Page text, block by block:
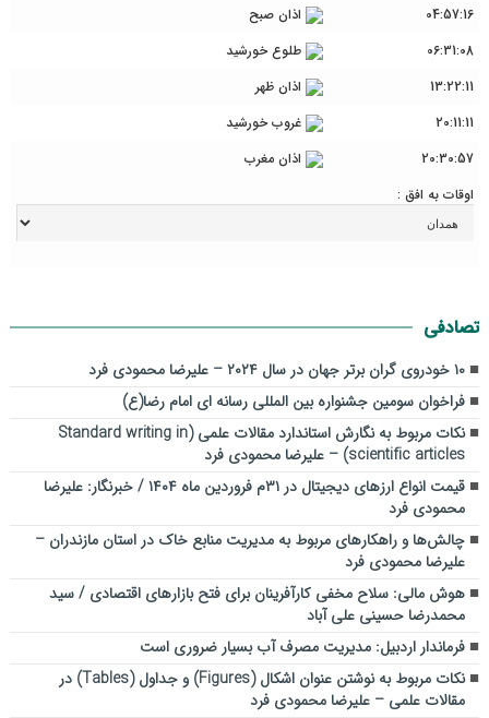
04:57:16
اذان صبح
06:31:08
طلوع خورشید
13:22:11
اذان ظهر
20:11:11
غروب خورشید
20:30:57
اذان مغرب
اوقات به افق :
تصادفی
۱۰ خودروی گران برتر جهان در سال ۲۰۲۴ – علیرضا محمودی فرد
فراخوان سومین جشنواره بین المللی رسانه ای امام رضا(ع)
نکات مربوط به نگارش استاندارد مقالات علمی (Standard writing in
scientific articles) – علیرضا محمودی فرد
قیمت انواع ارزهای دیجیتال در ۳۱م فروردین ماه ۱۴۰۴ / خبرنگار: علیرضا
محمودی فرد
چالش‌ها و راهکارهای مربوط به مدیریت منابع خاک در استان مازندران –
علیرضا محمودی فرد
هوش مالی: سلاح مخفی کارآفرینان برای فتح بازارهای اقتصادی / سید
محمدرضا حسینی علی آباد
فرماندار اردبیل: مدیریت مصرف آب بسیار ضروری است
نکات مربوط به نوشتن عنوان اشکال (Figures) و جداول (Tables) در
مقالات علمی – علیرضا محمودی فرد